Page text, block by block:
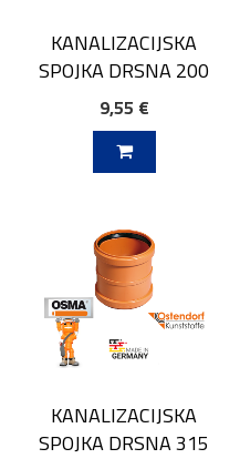
KANALIZACIJSKA
SPOJKA DRSNA 200
9,55 €
KANALIZACIJSKA
SPOJKA DRSNA 315